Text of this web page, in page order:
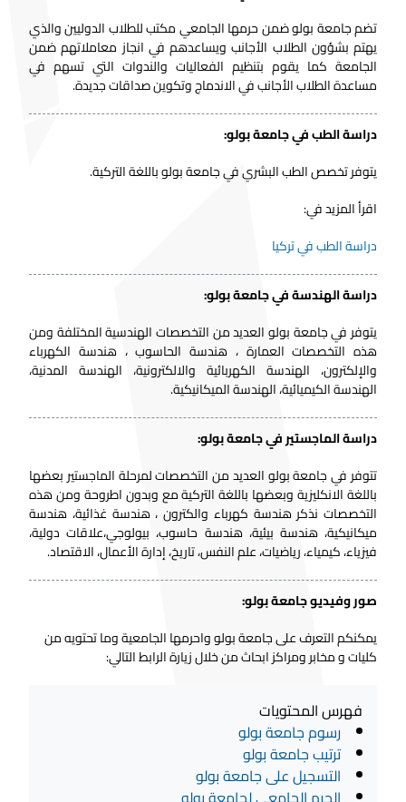
تضم جامعة بولو ضمن حرمها الجامعي مكتب للطلاب الدوليين والذي
يهتم بشؤون الطلاب الأجانب ويساعدهم في انجاز معاملاتهم ضمن
الجامعة كما يقوم بتنظيم الفعاليات والندوات التي تسهم في
مساعدة الطلاب الأجانب في الاندماج وتكوين صداقات جديدة.
دراسة الطب في جامعة بولو:
يتوفر تخصص الطب البشري في جامعة بولو باللغة التركية.
اقرأ المزيد في:
دراسة الطب في تركيا
دراسة الهندسة في جامعة بولو:
يتوفر في جامعة بولو العديد من التخصصات الهندسية المختلفة ومن
هذه التخصصات العمارة ، هندسة الحاسوب ، هندسة الكهرباء
والإلكترون، الهندسة الكهربائية والالكترونية، الهندسة المدنية،
الهندسة الكيميائية، الهندسة الميكانيكية.
دراسة الماجستير في جامعة بولو:
تتوفر في جامعة بولو العديد من التخصصات لمرحلة الماجستير بعضها
باللغة الانكليزية وبعضها باللغة التركية مع وبدون اطروحة ومن هذه
التخصصات نذكر هندسة كهرباء والكترون ، هندسة غذائية، هندسة
ميكانيكية، هندسة بيئية، هندسة حاسوب، بيولوجي،علاقات دولية،
فيزياء، كيمياء، رياضيات، علم النفس، تاريخ، إدارة الأعمال، الاقتصاد.
صور وفيديو جامعة بولو:
يمكنكم التعرف على جامعة بولو واحرمها الجامعية وما تحتويه من
كليات و مخابر ومراكز ابحاث من خلال زيارة الرابط التالي:
فهرس المحتويات
رسوم جامعة بولو
ترتيب جامعة بولو
التسجيل على جامعة بولو